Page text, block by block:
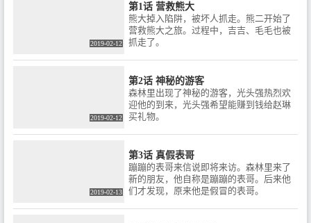
2019-02-12
第1话 营救熊大
熊大掉入陷阱，被坏人抓走。熊二开始了
营救熊大之旅。过程中，吉吉、毛毛也被
抓走了。
2019-02-12
第2话 神秘的游客
森林里出现了神秘的游客，光头强热烈欢
迎他的到来，光头强希望能赚到钱给赵琳
买礼物。
2019-02-13
第3话 真假表哥
蹦蹦的表哥来信说即将来访。森林里来了
新的朋友，他自称是蹦蹦的表哥。后来他
们才发现，原来他是假冒的表哥。